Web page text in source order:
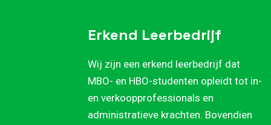
Erkend Leerbedrijf
Wij zijn een erkend leerbedrijf dat
MBO- en HBO-studenten opleidt tot in-
en verkoopprofessionals en
administratieve krachten. Bovendien